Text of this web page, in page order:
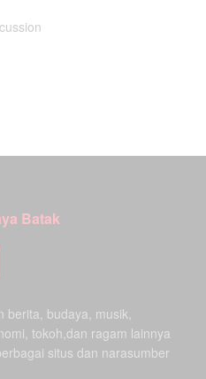
Batak
berita, budaya, musik,
tokoh,dan ragam lainnya
situs dan narasumber